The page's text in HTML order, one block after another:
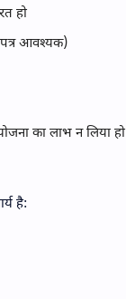
हो
पत्र आवश्यक)
का लाभ न लिया हो
है: